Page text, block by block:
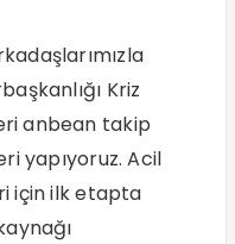
Kriz
anbean takip
yapıyoruz. Acil
için ilk etapta